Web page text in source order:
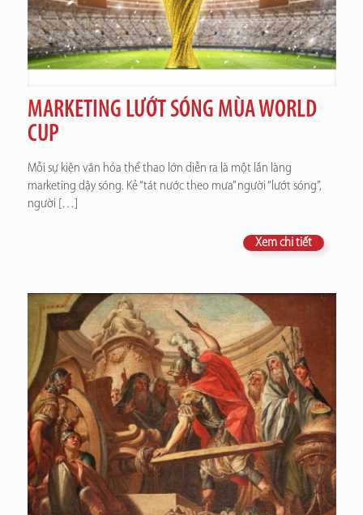
MARKETING LƯỚT SÓNG MÙA WORLD
CUP
Mỗi sự kiện văn hóa thể thao lớn diễn ra là một lần làng
marketing dậy sóng. Kẻ “tát nước theo mưa” người “lướt sóng”,
người […]
Xem chi tiết